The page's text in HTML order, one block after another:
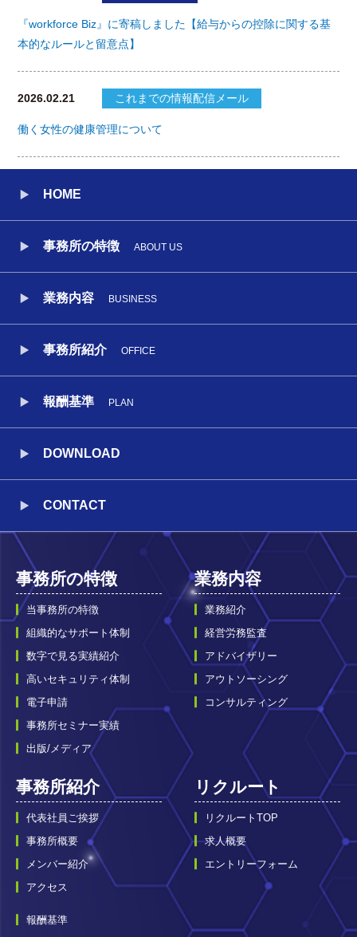
『workforce Biz』に寄稿しました【給与からの控除に関する基
本的なルールと留意点】
2026.02.21 これまでの情報配信メール
働く女性の健康管理について
HOME
事務所の特徴 ABOUT US
業務内容 BUSINESS
事務所紹介 OFFICE
報酬基準 PLAN
DOWNLOAD
CONTACT
事務所の特徴
当事務所の特徴
組織的なサポート体制
数字で見る実績紹介
高いセキュリティ体制
電子申請
事務所セミナー実績
出版/メディア
業務内容
業務紹介
経営労務監査
アドバイザリー
アウトソーシング
コンサルティング
事務所紹介
代表社員ご挨拶
事務所概要
メンバー紹介
アクセス
リクルート
リクルートTOP
求人概要
エントリーフォーム
報酬基準